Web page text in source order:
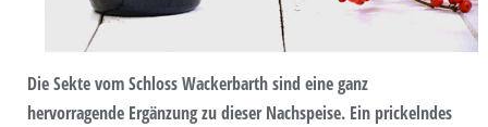
Die Sekte vom Schloss Wackerbarth sind eine ganz
hervorragende Ergänzung zu dieser Nachspeise. Ein prickelndes